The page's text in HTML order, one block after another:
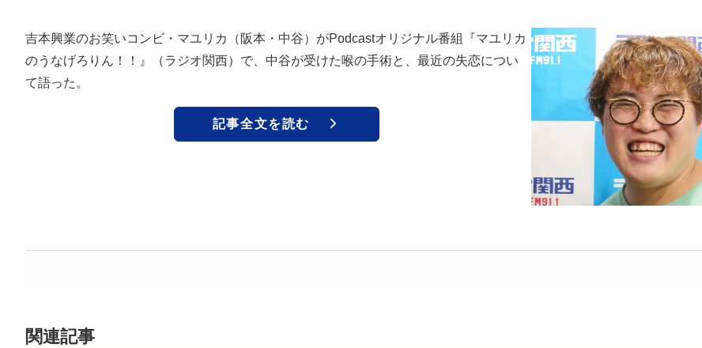
吉本興業のお笑いコンビ・マユリカ（阪本・中谷）がPodcastオリジナル番組『マユリカ
のうなげろりん！！』（ラジオ関西）で、中谷が受けた喉の手術と、最近の失恋につい
て語った。
記事全文を読む
関連記事